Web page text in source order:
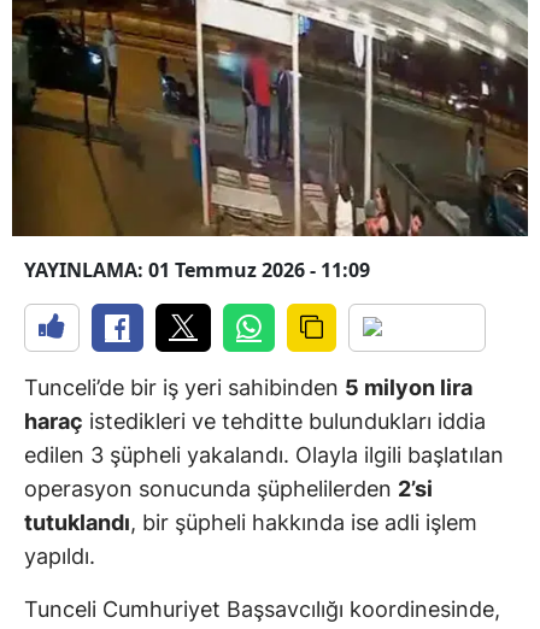
YAYINLAMA: 01 Temmuz 2026 - 11:09
Tunceli’de bir iş yeri sahibinden 5 milyon lira
haraç istedikleri ve tehditte bulundukları iddia
edilen 3 şüpheli yakalandı. Olayla ilgili başlatılan
operasyon sonucunda şüphelilerden 2’si
tutuklandı, bir şüpheli hakkında ise adli işlem
yapıldı.
Tunceli Cumhuriyet Başsavcılığı koordinesinde,